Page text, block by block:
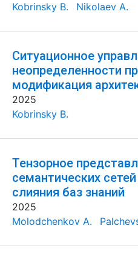
Kobrinsky B.
Nikolaev A.
Ситуационное
неопределенности
модификация
2025
Kobrinsky B.
Тензорное
семантических
слияния баз знаний
2025
Molodchenkov A.